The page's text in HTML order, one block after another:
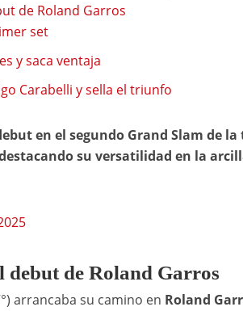
de Roland Garros
set
y saca ventaja
Carabelli y sella el triunfo
en el segundo Grand Slam de
su versatilidad en la
de Roland Garros
arrancaba su camino en Roland